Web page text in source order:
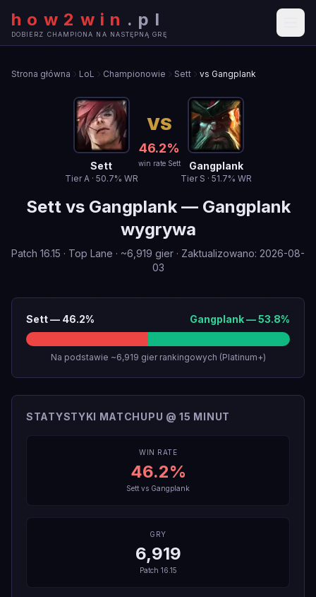
how2win . pl
DOBIERZ CHAMPIONA NA NASTĘPNĄ GRĘ
Strona główna LoL Championowie Sett vs Gangplank
Sett
TierA· 50.7% WR
VS
46.2%
win rate Sett Gangplank
Tier S · 51.7% WR
Settvs Gangplank— Gangplank
wygrywa
Patch 16.15 · Top Lane · ~6,919 gier · Zaktualizowano: 2026-08-
03
Sett— 46.2% Gangplank—53.8%
Na podstawie ~6,919 gier rankingowych (Platinum+)
STATYSTYKI MATCHUPU @ 15 MINUT
WIN RATE
46.2%
Sett vs Gangplank
GRY
6,919
Patch 16.15